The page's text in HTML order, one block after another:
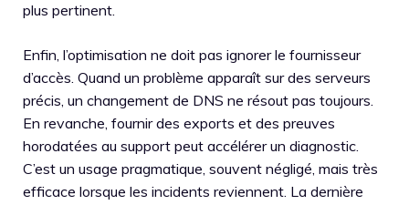
plus pertinent.
Enfin, l’optimisation ne doit pas ignorer le fournisseur
d’accès. Quand un problème apparaît sur des serveurs
précis, un changement de DNS ne résout pas toujours.
En revanche, fournir des exports et des preuves
horodatées au support peut accélérer un diagnostic.
C’est un usage pragmatique, souvent négligé, mais très
efficace lorsque les incidents reviennent. La dernière